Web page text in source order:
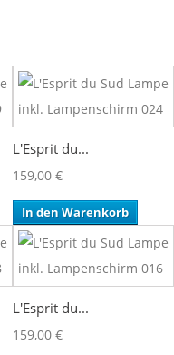
L'Esprit du...
159,00 €
In den Warenkorb
L'Esprit du...
159,00 €